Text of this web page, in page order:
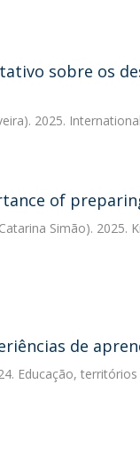
sobre os
2025.
of
Simão). 2025.
de
Educação,